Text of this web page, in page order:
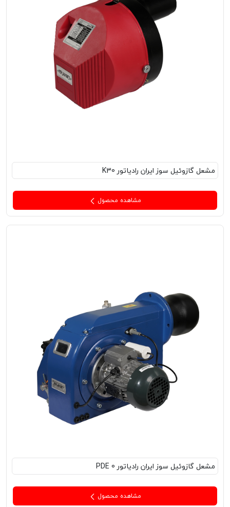
مشعل‌ گازوئیل سوز ایران رادیاتور K30
مشاهده محصول
مشعل‌ گازوئیل سوز ایران رادیاتور PDE 0
مشاهده محصول